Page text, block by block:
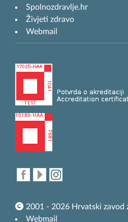
Spolnozdravlje.hr
Živjeti zdravo
Webmail
2001 - 2026 Hrvatski zavod
Webmail